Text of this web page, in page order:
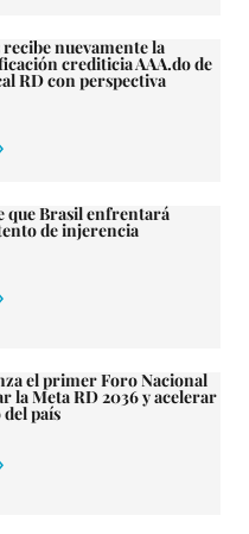
nuevamente la
crediticia AAA.do de
RD con perspectiva
que Brasil enfrentará
de injerencia
el primer Foro Nacional
la Meta RD 2036 y acelerar
país